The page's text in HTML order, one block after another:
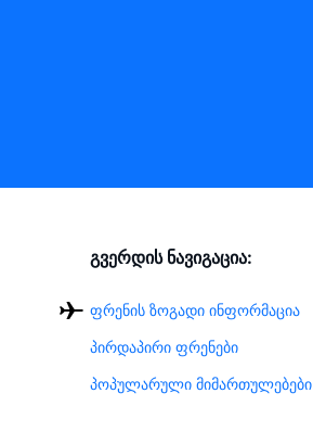
გვერდის ნავიგაცია:
ფრენის ზოგადი ინფორმაცია
პირდაპირი ფრენები
პოპულარული მიმართულებები